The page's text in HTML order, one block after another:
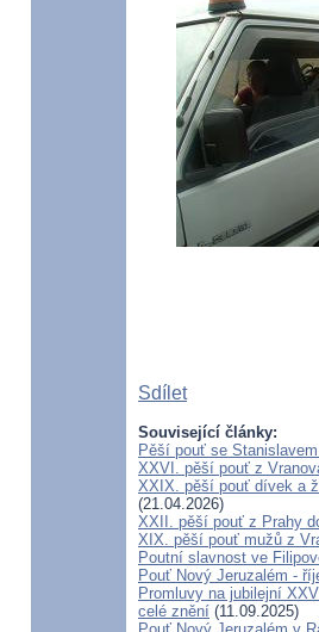
Sdílet
Související články:
Pěší pouť se
XXVI. pěší pouť z
XXIX. pěší pouť dívek a
(21.04.2026)
XXII. pěší pouť z Prahy
XIX. pěší pouť mužů z
Poutní slavnost ve
Pouť Nový Jeruzalém -
Promluvy na jubilejní
celé znění (11.09.2025)